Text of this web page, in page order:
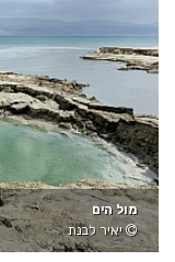
מול הים
יאיר לבנת